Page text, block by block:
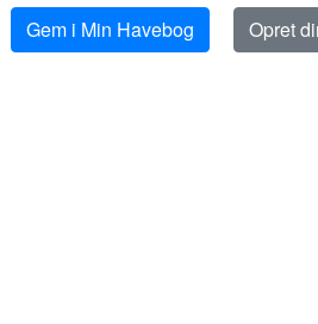
Gem i Min Havebog Opret